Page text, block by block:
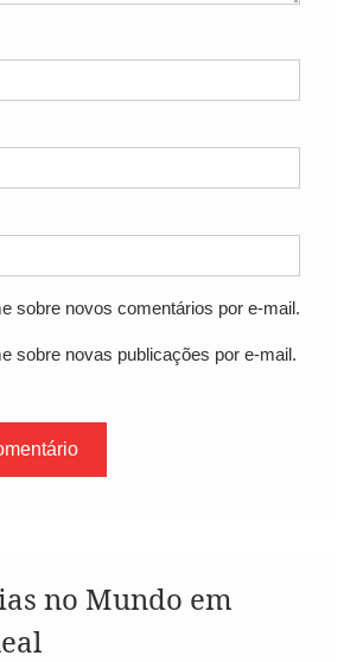
sobre novos comentários por e-mail.
sobre novas publicações por e-mail.
no Mundo em